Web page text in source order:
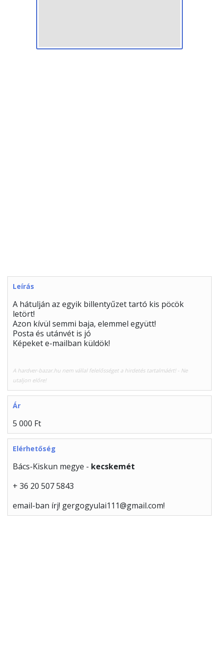
Leírás
A hátulján az egyik billentyűzet tartó kis pöcök
letört!
Azon kívül semmi baja, elemmel együtt!
Posta és utánvét is jó
Képeket e-mailban küldök!
A hardver-bazar.hu nem vállal felelősséget a hirdetés tartalmáért! - Ne
utaljon előre!
Ár
5 000 Ft
Elérhetőség
Bács-Kiskun megye - kecskemét
+ 36 20 507 5843
email-ban írj! gergogyulai111@gmail.com!